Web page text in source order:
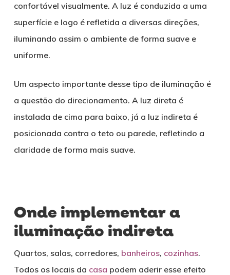
confortável visualmente. A luz é conduzida a uma
superfície e logo é refletida a diversas direções,
iluminando assim o ambiente de forma suave e
uniforme.
Um aspecto importante desse tipo de iluminação é
a questão do direcionamento. A luz direta é
instalada de cima para baixo, já a luz indireta é
posicionada contra o teto ou parede, refletindo a
claridade de forma mais suave.
Onde implementar a
iluminação indireta
Quartos, salas, corredores, banheiros, cozinhas.
Todos os locais da casa podem aderir esse efeito